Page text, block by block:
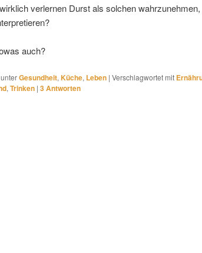
verlernen Durst als solchen
auch?
Gesundheit,Küche, Leben | Verschlagwortet mit
,Trinken | 3Antworten